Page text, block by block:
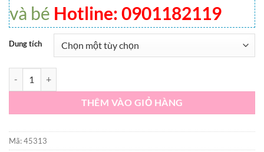
và bé Hotline: 0901182119
Dung tích
THÊM VÀO GIỎ HÀNG
Mã:45313